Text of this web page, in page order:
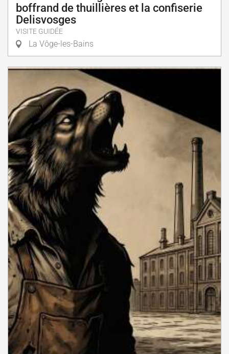
boffrand de thuillières et la confiserie
Delisvosges
VISITE GUIDÉE
La Vôge-les-Bains